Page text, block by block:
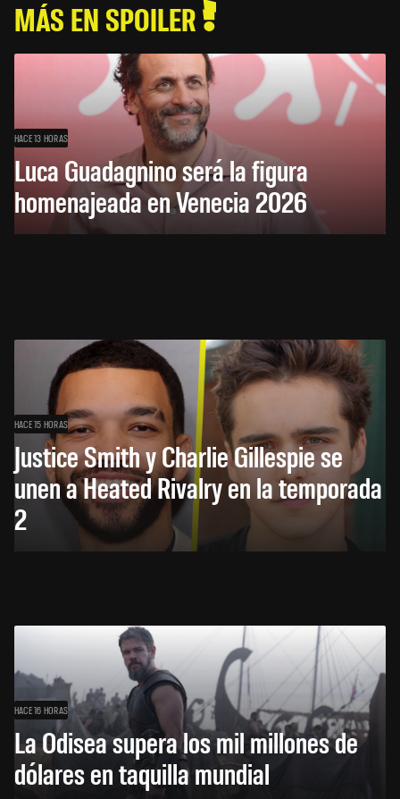
MÁS EN SPOILER
HACE 13 HORAS
Luca Guadagnino será la figura
homenajeada en Venecia 2026
HACE 15 HORAS
Justice Smith y Charlie Gillespie se
unen a Heated Rivalry en la temporada
2
HACE 16 HORAS
La Odisea supera los mil millones de
dólares en taquilla mundial